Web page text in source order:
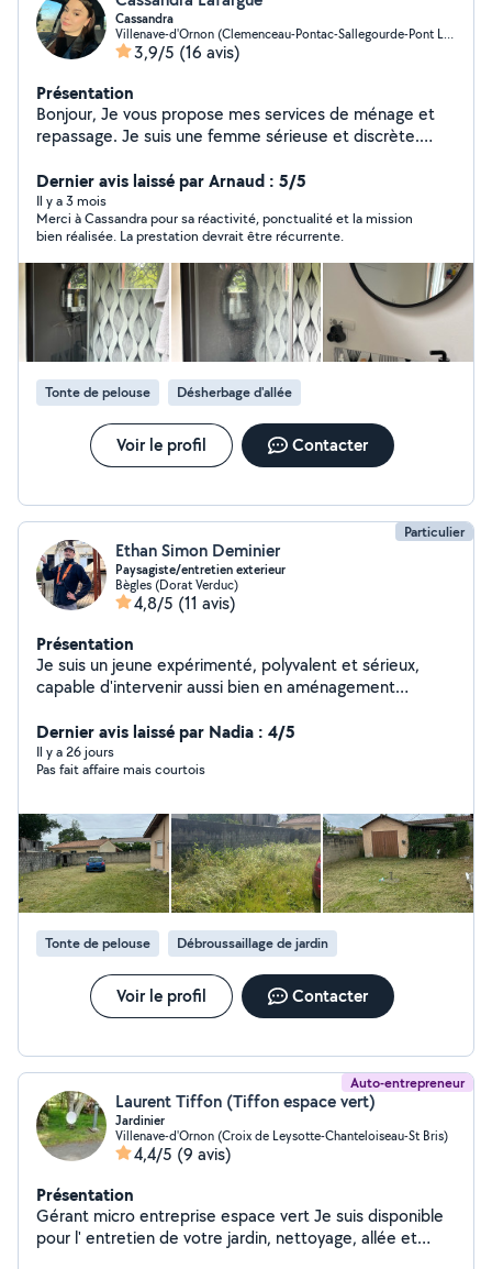
Cassandra
Villenave-d'Ornon (Clemenceau-Pontac-Sallegourde-Pont Langon)
3,9/5 (16 avis)
Présentation
Bonjour, Je vous propose mes services de ménage et
repassage. Je suis une femme sérieuse et discrète.
besoins. Cassandra
Dernier avis laissé par Arnaud : 5/5
Il y a 3 mois
Merci à Cassandra pour sa réactivité, ponctualité et la mission
bien réalisée. La prestation devrait être récurrente.
Tonte de pelouse Désherbage d'allée
Voir le profil Contacter
Particulier
Ethan Simon Deminier
Paysagiste/entretien exterieur
Bègles (Dorat Verduc)
4,8/5 (11 avis)
Présentation
Je suis un jeune expérimenté, polyvalent et sérieux,
capable d'intervenir aussi bien en aménagement
en état et le réaménagement de terrasses et piscines,
tout en proposant des travaux d'élagage et d'entretien
des arbres. Motivé, efficace et soigneux, je m'adapte
propre, esthétique et durable.
Dernier avis laissé par Nadia : 4/5
Il y a 26 jours
Pas fait affaire mais courtois
Tonte de pelouse Débroussaillage de jardin
Voir le profil Contacter
Auto-entrepreneur
Laurent Tiffon (Tiffon espace vert)
Jardinier
Villenave-d'Ornon (Croix de Leysotte-Chanteloiseau-St Bris)
4,4/5 (9 avis)
Présentation
Gérant micro entreprise espace vert Je suis disponible
pour l' entretien de votre jardin, nettoyage, allée et